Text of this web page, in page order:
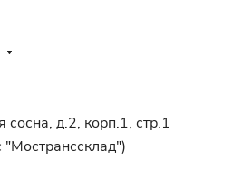
сосна, д.2, корп.1, стр.1
"Мостранссклад")